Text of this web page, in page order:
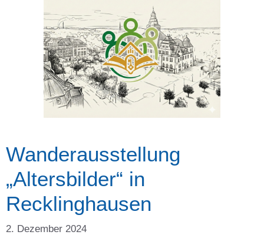
Wanderausstellung
„Altersbilder“ in
Recklinghausen
2. Dezember 2024